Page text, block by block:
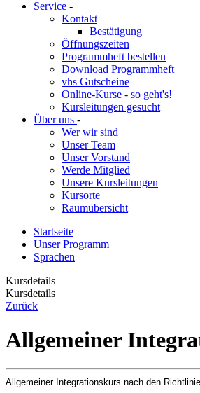
Service -
Kontakt
Bestätigung
Öffnungszeiten
Programmheft bestellen
Download Programmheft
vhs Gutscheine
Online-Kurse - so geht's!
Kursleitungen gesucht
Über uns -
Wer wir sind
Unser Team
Unser Vorstand
Werde Mitglied
Unsere Kursleitungen
Kursorte
Raumübersicht
Startseite
Unser Programm
Sprachen
Kursdetails
Kursdetails
Zurück
Allgemeiner
Allgemeiner Integrationskurs nach den